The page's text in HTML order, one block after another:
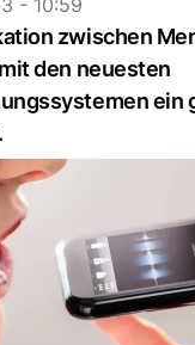
- 10:59
zwischen
den neuesten
ein